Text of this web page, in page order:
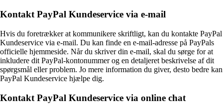
Kontakt PayPal Kundeservice via e-mail
Hvis du foretrækker at kommunikere skriftligt, kan du kontakte PayPal
Kundeservice via e-mail. Du kan finde en e-mail-adresse på PayPals
officielle hjemmeside. Når du skriver din e-mail, skal du sørge for at
inkludere dit PayPal-kontonummer og en detaljeret beskrivelse af dit
spørgsmål eller problem. Jo mere information du giver, desto bedre kan
PayPal Kundeservice hjælpe dig.
Kontakt PayPal Kundeservice via online chat